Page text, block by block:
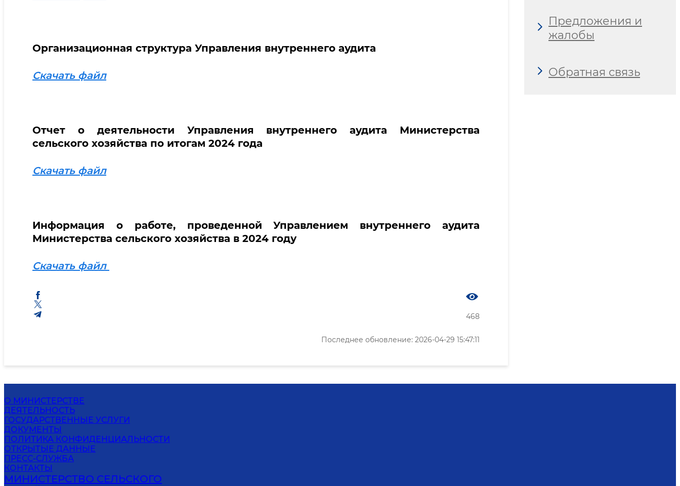
Организационная структура Управления внутреннего аудита
Скачать файл
Отчет о деятельности Управления внутреннего аудита Министерства
сельского хозяйства по итогам 2024 года
Скачать файл
Информация о работе, проведенной Управлением внутреннего аудита
Министерства сельского хозяйства в 2024 году
Скачать файл
468
Последнее обновление: 2026-04-29 15:47:11
Предложения и
жалобы
Обратная связь
О МИНИСТЕРСТВЕ
ДЕЯТЕЛЬНОСТЬ
ГОСУДАРСТВЕННЫЕ УСЛУГИ
ДОКУМЕНТЫ
ПОЛИТИКА КОНФИДЕНЦИАЛЬНОСТИ
ОТКРЫТЫЕ ДАННЫЕ
ПРЕСС-СЛУЖБА
КОНТАКТЫ
МИНИСТЕРСТВО СЕЛЬСКОГО